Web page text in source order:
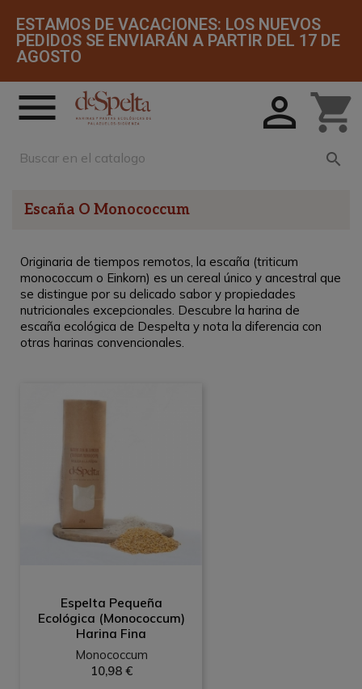
ESTAMOS DE VACACIONES: LOS NUEVOS
PEDIDOS SE ENVIARÁN A PARTIR DEL 17 DE
AGOSTO
 shopping_cart


Escaña O Monococcum
Originaria de tiempos remotos, la escaña (triticum
monococcum o Einkorn) es un cereal único y ancestral que
se distingue por su delicado sabor y propiedades
nutricionales excepcionales. Descubre la harina de
escaña ecológica de Despelta y nota la diferencia con
otras harinas convencionales.
Espelta Pequeña
Ecológica (Monococcum)
Harina Fina
Monococcum
10,98 €